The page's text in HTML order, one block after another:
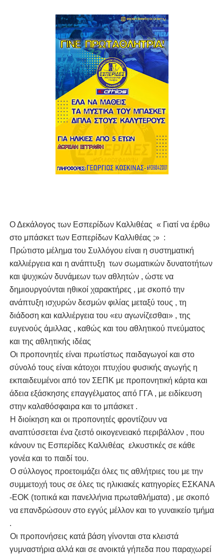
Ο Δεκάλογος των Εσπερίδων Καλλιθέας « Γιατί να έρθω
στο μπάσκετ των Εσπερίδων Καλλιθέας ;» :
Πρώτιστο μέλημα του Συλλόγου είναι η συστηματική
καλλιέργεια και η ανάπτυξη των σωματικών δυνατοτήτων
και ψυχικών δυνάμεων των αθλητών , ώστε να
δημιουργούνται ηθικοί χαρακτήρες , με σκοπό την
ανάπτυξη ισχυρών δεσμών φιλίας μεταξύ τους , τη
διάδοση και καλλιέργεια του «ευ αγωνίζεσθαι» , της
ευγενούς άμιλλας , καθώς και του αθλητικού πνεύματος
και της αθλητικής ιδέας
Οι προπονητές είναι πρωτίστως παιδαγωγοί και στο
σύνολό τους είναι κάτοχοι πτυχίου φυσικής αγωγής η
εκπαιδευμένοι από τον ΣΕΠΚ με προπονητική κάρτα και
άδεια εξάσκησης επαγγέλματος από ΓΓΑ , με ειδίκευση
στην καλαθόσφαιρα και το μπάσκετ .
Η διοίκηση και οι προπονητές φροντίζουν να
αναπτύσσεται ένα ζεστό οικογενειακό περιβάλλον , που
κάνουν τις Εσπερίδες Καλλιθέας ελκυστικές σε κάθε
γονέα και το παιδί του.
Ο σύλλογος προετοιμάζει όλες τις αθλήτριες του με την
συμμετοχή τους σε όλες τις ηλικιακές κατηγορίες ΕΣΚΑΝΑ
-ΕΟΚ (τοπικά και πανελλήνια πρωταθλήματα) , με σκοπό
να επανδρώσουν στο εγγύς μέλλον και το γυναικείο τμήμα
.
Οι προπονήσεις κατά βάση γίνονται στα κλειστά
γυμναστήρια αλλά και σε ανοικτά γήπεδα που παραχωρεί